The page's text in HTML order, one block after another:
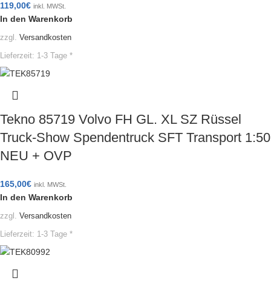
119,00€ inkl. MWSt.
In den Warenkorb
zzgl. Versandkosten
Lieferzeit: 1-3 Tage *
Tekno 85719 Volvo FH GL. XL SZ Rüssel
Truck-Show Spendentruck SFT Transport 1:50
NEU + OVP
165,00€ inkl. MWSt.
In den Warenkorb
zzgl. Versandkosten
Lieferzeit: 1-3 Tage *